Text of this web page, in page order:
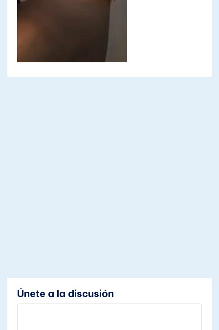
Únete a la discusión